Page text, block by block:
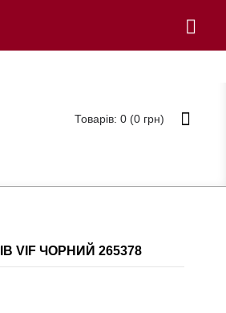
Товарів: 0 (0 грн)
VIF ЧОРНИЙ 265378